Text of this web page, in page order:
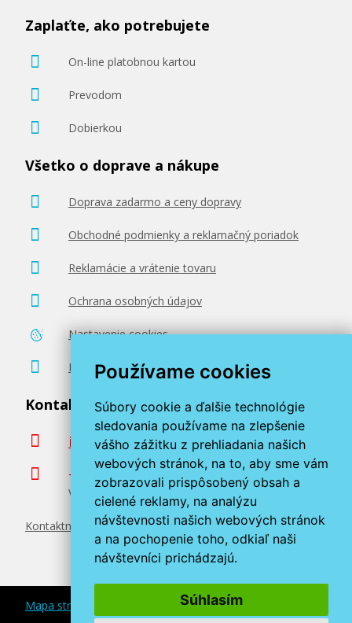
Používame cookies
Súbory cookie a ďalšie technológie
sledovania používame na zlepšenie
vášho zážitku z prehliadania našich
webových stránok, na to, aby sme vám
zobrazovali prispôsobený obsah a
cielené reklamy, na analýzu
návštevnosti našich webových stránok
a na pochopenie toho, odkiaľ naši
návštevníci prichádzajú.
Súhlasím
Sada originálných náplň Canon PGI-1500
Sada originálných náplň Canon PGI-1500XL
Súprava originálnych náplní
72,90 €
Pridať do košíka
Zaplaťte, ako potrebujete
On-line platobnou kartou
Prevodom
Dobierkou
Všetko o doprave a nákupe
Doprava zadarmo a ceny dopravy
Obchodné podmienky a reklamačný poriadok
Reklamácie a vrátenie tovaru
Ochrana osobných údajov
Nastavenie cookies
Poradenstvo zadarmo
Kontaktujte nás
info@miroluk.sk
+420 377 222 313
Volajte v pracovné dni od 8. do 17. hod.
Kontaktné údaje
Mapa stránok